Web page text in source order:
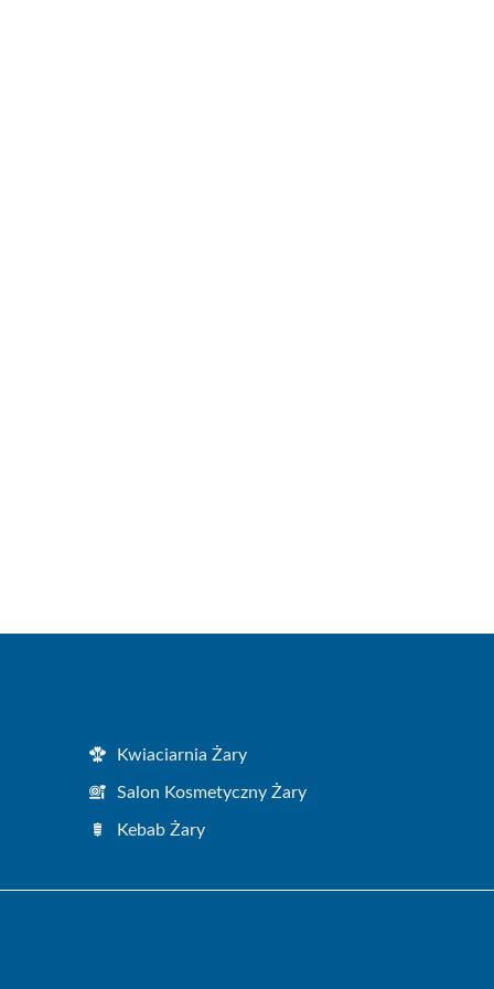
Kwiaciarnia Żary
Salon Kosmetyczny Żary
Kebab Żary